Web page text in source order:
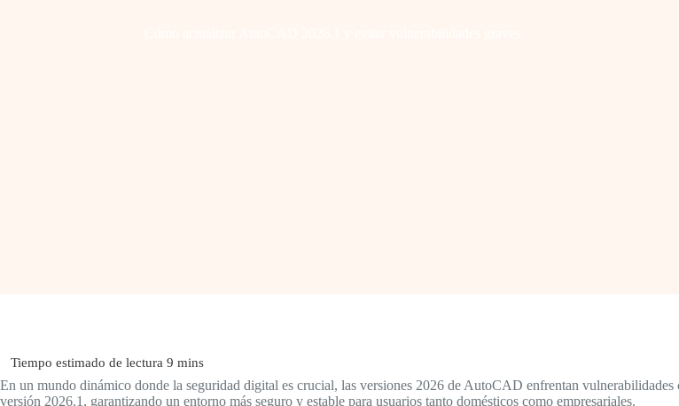
En un mundo dinámico donde la seguridad digital es crucial, las versiones 2026 de AutoCAD enfrentan vulnerabilidades
versión 2026.1, garantizando un entorno más seguro y estable para usuarios tanto domésticos como empresariales.